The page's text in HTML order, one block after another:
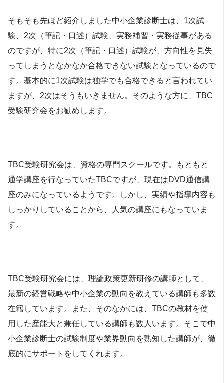
そもそも先ほど紹介しました中小企業診断士は、1次試
験、2次（筆記・口述）試験、実務補習・実務従事がある
のですが、特に2次（筆記・口述）試験が、方向性を見失
ってしまうとなかなか合格できない試験となっているので
す。基本的に1次試験は独学でも合格できると言われてい
ますが、2次はそうもいきません。そのような方に、TBC
受験研究会をお勧めします。
TBC受験研究会は、資格の専門スクールです。もともと
通学講座を行なっていたTBCですが、現在はDVD通信講
座のみになっているようです。しかし、実績や指導内容も
しっかりしていることから、人気の講座にもなっていま
す。
TBC受験研究会には、理論政策更新研修の講師として、
最新の経営戦略や中小企業の動向を教えている講師も多数
在籍しています。また、そのなかには、TBCの教材を使
用した産能大と兼任している講師も数人います。そこで中
小企業診断士の試験制度や業界動向を熟知した講師が、徹
底的にサポートをしてくれます。